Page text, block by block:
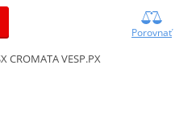
Porovnať
CROMATA VESP.PX